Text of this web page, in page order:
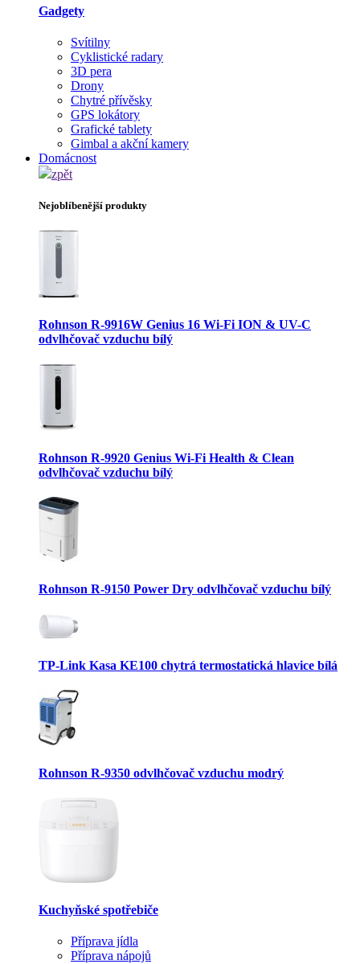
Gadgety
Svítilny
Cyklistické radary
3D pera
Drony
Chytré přívěsky
GPS lokátory
Grafické tablety
Gimbal a akční kamery
Domácnost
zpět
Nejoblíbenější produkty
Rohnson R-9916W Genius 16 Wi-Fi ION & UV-C
odvlhčovač vzduchu bílý
Rohnson R-9920 Genius Wi-Fi Health & Clean
odvlhčovač vzduchu bílý
Rohnson R-9150 Power Dry odvlhčovač vzduchu bílý
TP-Link Kasa KE100 chytrá termostatická hlavice bílá
Rohnson R-9350 odvlhčovač vzduchu modrý
Kuchyňské spotřebiče
Příprava jídla
Příprava nápojů